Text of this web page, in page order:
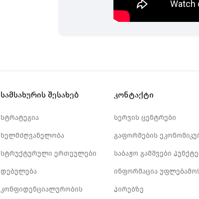
სამსახურის შესახებ
სტრატეგია
ხელმძღვანელობა
სტრუქტურული ერთეულები
დებულება
კონფიდენციალურობის
კონტაქტი
სერვის ცენტრები
გაფორმების
საბაჟო გამშვები
ინფორმაცია
პირებზე